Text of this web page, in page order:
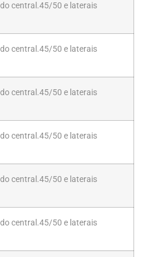
central.45/50 e laterais
central.45/50 e laterais
central.45/50 e laterais
central.45/50 e laterais
central.45/50 e laterais
central.45/50 e laterais